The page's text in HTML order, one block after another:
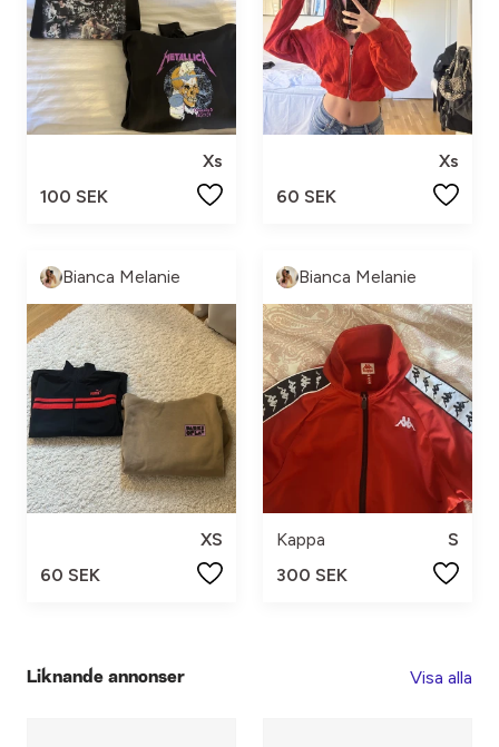
Xs
100 SEK
Xs
60 SEK
Bianca Melanie
XS
60 SEK
Bianca Melanie
Kappa
S
300 SEK
Liknande annonser Visa alla